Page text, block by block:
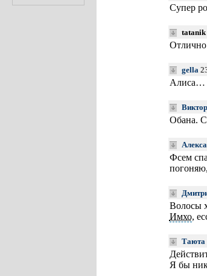
Супер
tatanik
gella
Алиса…
Обана.
Фсем
Волосы
Имхо,
Таюта
Я бы